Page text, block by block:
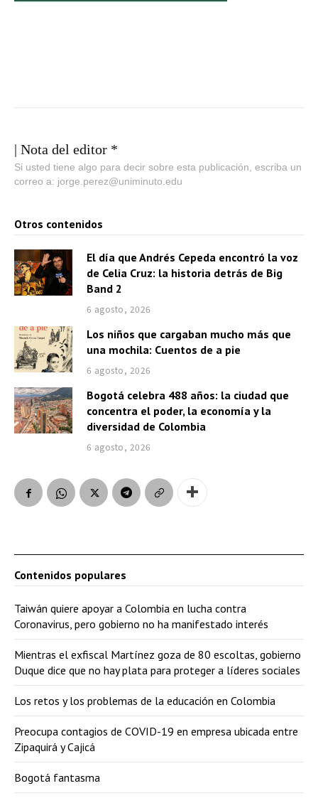
| Nota del editor *
Si usted tiene algo para decir sobre esta publicación, escriba un
correo a: jorge.perez@uniminuto.edu
Otros contenidos
El día que Andrés Cepeda encontró la voz
de Celia Cruz: la historia detrás de Big
Band 2
6 agosto, 2026
Los niños que cargaban mucho más que
una mochila: Cuentos de a pie
6 agosto, 2026
Bogotá celebra 488 años: la ciudad que
concentra el poder, la economía y la
diversidad de Colombia
6 agosto, 2026
Contenidos populares
Taiwán quiere apoyar a Colombia en lucha contra
Coronavirus, pero gobierno no ha manifestado interés
Mientras el exfiscal Martínez goza de 80 escoltas, gobierno
Duque dice que no hay plata para proteger a líderes sociales
Los retos y los problemas de la educación en Colombia
Preocupa contagios de COVID-19 en empresa ubicada entre
Zipaquirá y Cajicá
Bogotá fantasma